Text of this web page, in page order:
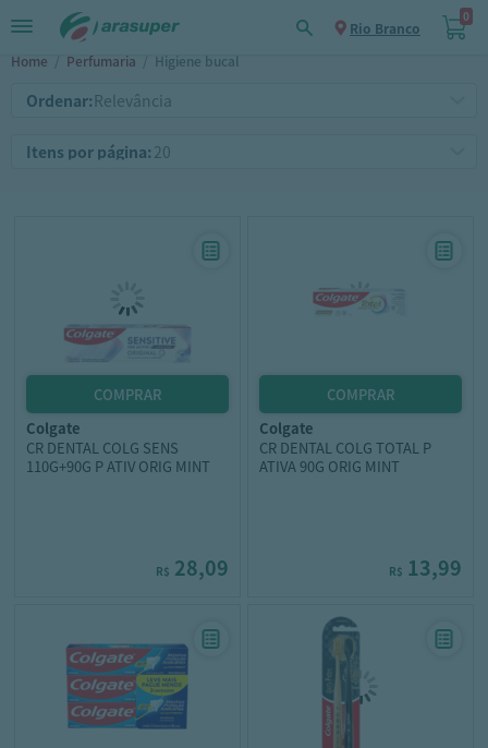
Rio Branco
0
Home / Perfumaria / Higiene bucal
Ordenar:
Itens por página:
colgate
CR DENTAL COLG SENS
110G+90G P ATIV ORIG MINT
R$ 28,09
colgate
CR DENTAL COLG TOTAL P
ATIVA 90G ORIG MINT
R$ 13,99